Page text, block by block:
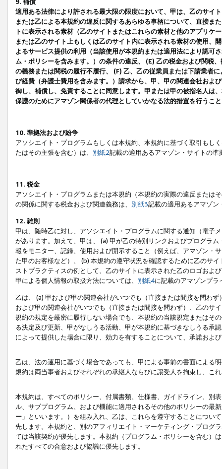
9. 補償
適用ある法律により許される最大限の限度において、甲は、乙のサイ
または乙による本規約の違反に関するあらゆる事柄について、直接ま
トに表示される素材（乙のサイトまたはこれらの素材と他のアプリ
または乙のサイト上もしくは乙のサイト内に表示される素材の使用、
よるサービス提供の利用（当該使用が本規約または適用法により認可
ム・ポリシーを含みます。）の条件の違反、 (E) 乙の税金および関税
の義務または関税の履行不履行、 (F) 乙、乙の従業員または下請業者
び経費（弁護士費用を含みます。）請求から、甲、甲の関連会社およ
御し、補償し、免責することに同意します。甲または甲の被指名人は
保護のためにアマゾン関係者の代理としていかなる法的措置を行うこ
10. 準拠法および紛争
アソシエイト・プログラムもしくは本規約、本規約に基づく取引もし
たはその主張を含む）は、 別紙2記載の適用あるアマゾン・サイトの
11. 税金
アソシエイト・プログラムまたは本規約（本規約の実際の違反または
の関係に関する税金および関連義務は、 別紙3記載の適用あるアマゾン
12. 雑則
甲は、随時乙に対し、アソシエイト・プログラムに関する通知（電子
があります。加えて、甲は、 (a) 甲が乙の特別リンクおよびプログラ
報をモニター、記録、使用および開示すること（例えば、アマゾン・
た甲のお客様など）、 (b) 本規約の遵守状況を確認するために乙のサ
ストプラクティスの例として、乙のサイトに表示された乙のロゴおよ
甲による個人情報の取扱方法については、 別紙4に記載のアマゾンプ
乙は、 (a) 甲および甲の関連会社がいつでも（直接または間接を問わ
および甲の関連会社がいつでも（直接または間接を問わず）、乙のサ
規約の規定を厳密に履行しない場合でも、本規約の当該規定またはそ
る決定及び更新、甲がなしうる活動、甲が本規約に基づきなしうる承
によって提供した場合に限り、効力を有することについて、承諾およ
乙は、法の運用に基づく場合であっても、甲による事前の書面による
規約は両当事者およびそれぞれの承継人ならびに譲受人を拘束し、こ
本規約は、すべてのポリシー、付属書類、仕様書、ガイドライン、別
ル、サブプログラム、および機能に適用されるその他のポリシーの最
ー 」といいます。）を組み入れ、乙は、これらを遵守することにつ
先します。本規約と、別のアフィリエイト・マーケティング・プログ
ては当該契約が優先します。本規約（プログラム・ポリシーを含む）
れたすべての合意および協議に優先します。